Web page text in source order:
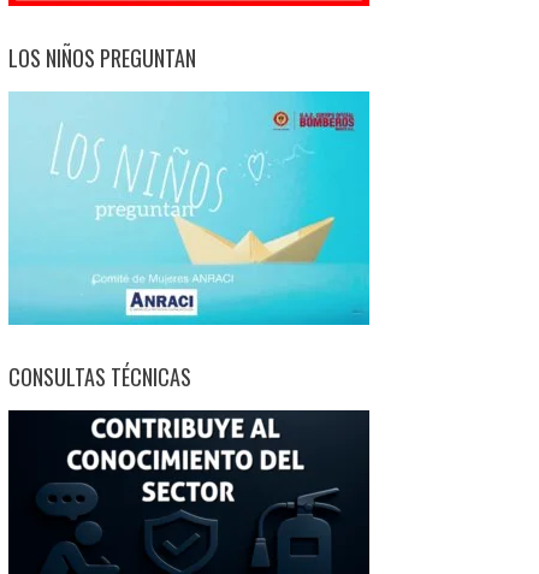
LOS NIÑOS PREGUNTAN
CONSULTAS TÉCNICAS